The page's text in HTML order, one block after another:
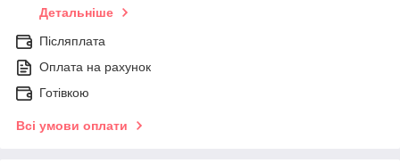
Детальніше
Післяплата
Оплата на рахунок
Готівкою
Всі умови оплати